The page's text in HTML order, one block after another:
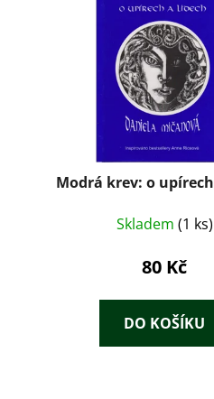
Modrá krev: o
Skladem (1 ks)
80 Kč
DO KOŠÍKU